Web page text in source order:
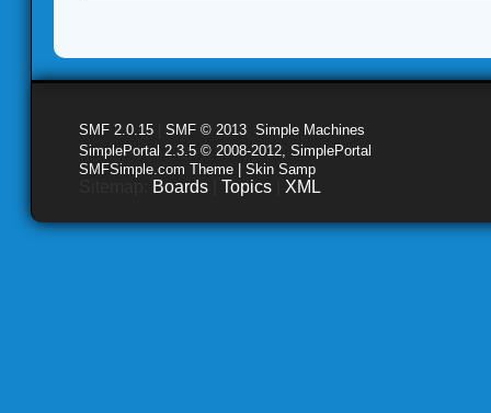
SMF 2.0.15 SMF © 2013 Simple Machines
SimplePortal 2.3.5 © 2008-2012, SimplePortal
SMFSimple.com Theme | Skin Samp
Boards Topics XML